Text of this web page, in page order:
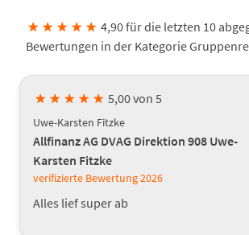
★ ★ ★ ★ ★ 4,90 für die letzten 10
Bewertungen in der Kategorie
★ ★ ★ ★ ★ 5,00 von 5
Uwe-Karsten Fitzke
Allfinanz AG DVAG Direktion 908 Uwe-
Karsten Fitzke
verifizierte Bewertung2026
Alles lief super ab